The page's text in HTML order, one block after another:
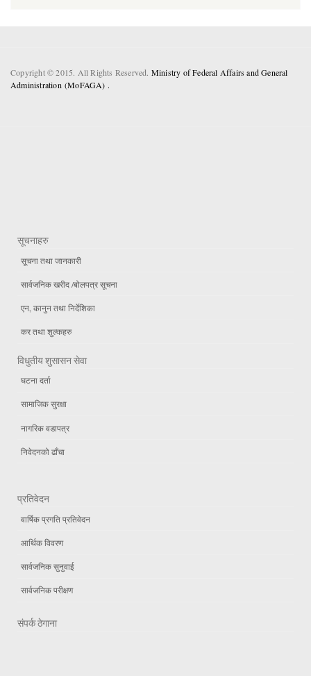
Copyright © 2015. All Rights Reserved. Ministry of Federal Affairs and General
Administration (MoFAGA) .
सूचनाहरु
सूचना तथा जानकारी
सार्वजनिक खरीद /बोलपत्र सूचना
एन, कानुन तथा निर्देशिका
कर तथा शुल्कहरु
विधुतीय शुसासन सेवा
घटना दर्ता
सामाजिक सुरक्षा
नागरिक वडापत्र
निवेदनको ढाँचा
प्रतिवेदन
वार्षिक प्रगति प्रतिवेदन
आर्थिक विवरण
सार्वजनिक सुनुवाई
सार्वजनिक परीक्षण
संपर्क ठेगाना